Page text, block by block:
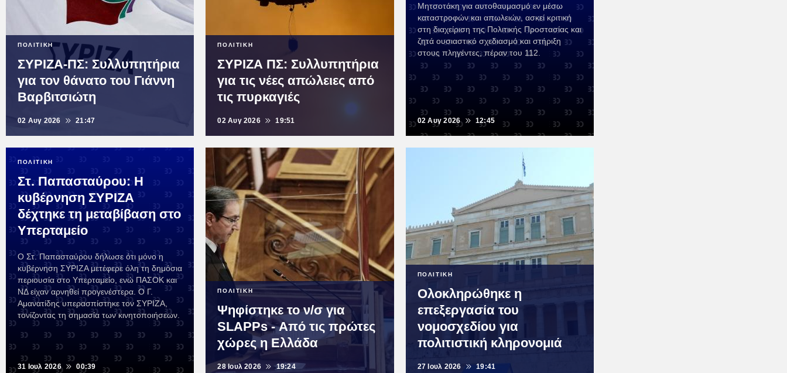
ΠΟΛΙΤΙΚΗ
ΣΥΡΙΖΑ-ΠΣ: Συλλυπητήρια
για τον θάνατο του Γιάννη
Βαρβιτσιώτη
02 Αυγ 2026 21:47
ΠΟΛΙΤΙΚΗ
ΣΥΡΙΖΑ ΠΣ: Συλλυπητήρια
για τις νέες απώλειες από
τις πυρκαγιές
02 Αυγ 2026 19:51
Μητσοτάκη για αυτοθαυμασμό εν μέσω
καταστροφών και απωλειών, ασκεί κριτική
στη διαχείριση της Πολιτικής Προστασίας και
ζητά ουσιαστικό σχεδιασμό και στήριξη
στους πληγέντες, πέραν του 112.
02 Αυγ 2026 12:45
ΠΟΛΙΤΙΚΗ
Στ. Παπασταύρου: Η
κυβέρνηση ΣΥΡΙΖΑ
δέχτηκε τη μεταβίβαση στο
Υπερταμείο
Ο Στ. Παπασταύρου δήλωσε ότι μόνο η
κυβέρνηση ΣΥΡΙΖΑ μετέφερε όλη τη δημόσια
περιουσία στο Υπερταμείο, ενώ ΠΑΣΟΚ και
ΝΔ είχαν αρνηθεί προγενέστερα. Ο Γ.
Αμανατίδης υπερασπίστηκε τον ΣΥΡΙΖΑ,
τονίζοντας τη σημασία των κινητοποιήσεων.
31 Ιουλ 2026 00:39
ΠΟΛΙΤΙΚΗ
Ψηφίστηκε το ν/σ για
SLAPPs - Από τις πρώτες
χώρες η Ελλάδα
28 Ιουλ 2026 19:24
ΠΟΛΙΤΙΚΗ
Ολοκληρώθηκε η
επεξεργασία του
νομοσχεδίου για
πολιτιστική κληρονομιά
27 Ιουλ 2026 19:41